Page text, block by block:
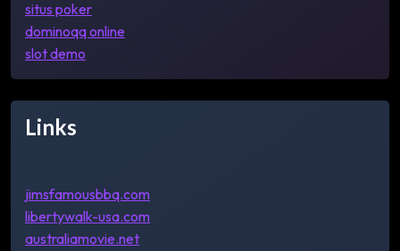
situs poker
dominoqq online
slot demo
Links
jimsfamousbbq.com
libertywalk-usa.com
australiamovie.net